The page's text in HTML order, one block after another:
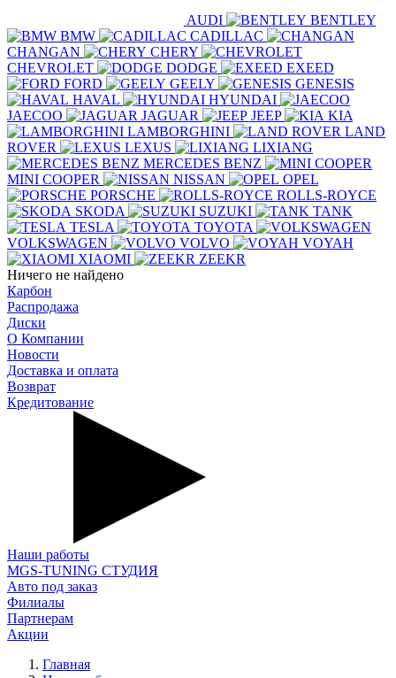
AUDI
BENTLEY
BMW
CADILLAC
CHANGAN
CHERY
CHEVROLET
DODGE
EXEED
FORD
GEELY
GENESIS
HAVAL
HYUNDAI
JAECOO
JAGUAR JEEP
KIA
LAMBORGHINI
LAND
ROVER
LEXUS
LIXIANG
MERCEDES BENZ
MINI COOPER
NISSAN
OPEL
PORSCHE
ROLLS-ROYCE
SKODA
SUZUKI
TANK
TESLA
TOYOTA
VOLKSWAGEN
VOLVO
VOYAH
XIAOMI
ZEEKR
Ничего не найдено
Карбон
Распродажа
Диски
О Компании
Новости
Доставка и оплата
Возврат
Кредитование
Наши работы
MGS-TUNING СТУДИЯ
Авто под заказ
Филиалы
Партнерам
Акции
Главная